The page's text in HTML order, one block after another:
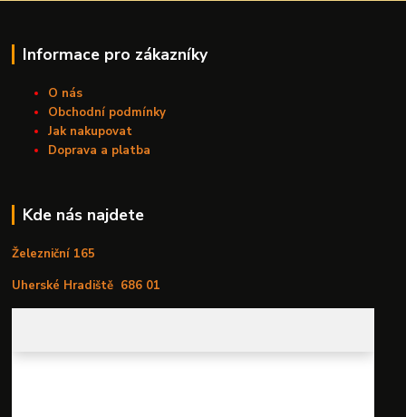
Informace pro zákazníky
O nás
Obchodní podmínky
Jak nakupovat
Doprava a platba
Kde nás najdete
Železniční 165
Uherské Hradiště 686 01